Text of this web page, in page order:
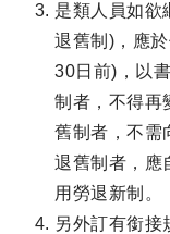
是類人員如欲
退舊制)，應
30日前)，以
制者，不得再
舊制者，不需
退舊制者，應
用勞退新制。
另外訂有銜接